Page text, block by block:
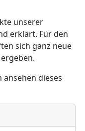
unserer
erklärt. Für den
sich ganz neue
ansehen dieses